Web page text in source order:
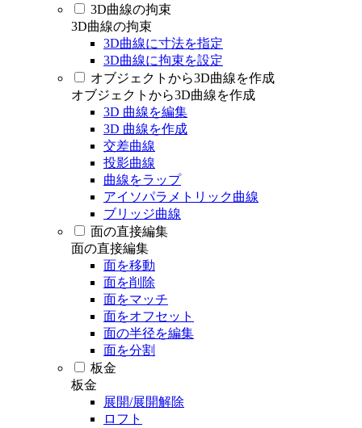
3D曲線の拘束
3D曲線の拘束
3D曲線に寸法を指定
3D曲線に拘束を設定
オブジェクトから3D曲線を作成
オブジェクトから3D曲線を作成
3D 曲線を編集
3D 曲線を作成
交差曲線
投影曲線
曲線をラップ
アイソパラメトリック曲線
ブリッジ曲線
面の直接編集
面の直接編集
面を移動
面を削除
面をマッチ
面をオフセット
面の半径を編集
面を分割
板金
板金
展開/展開解除
ロフト